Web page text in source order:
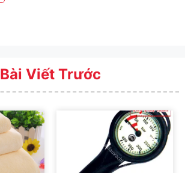
Bài Viết Trước